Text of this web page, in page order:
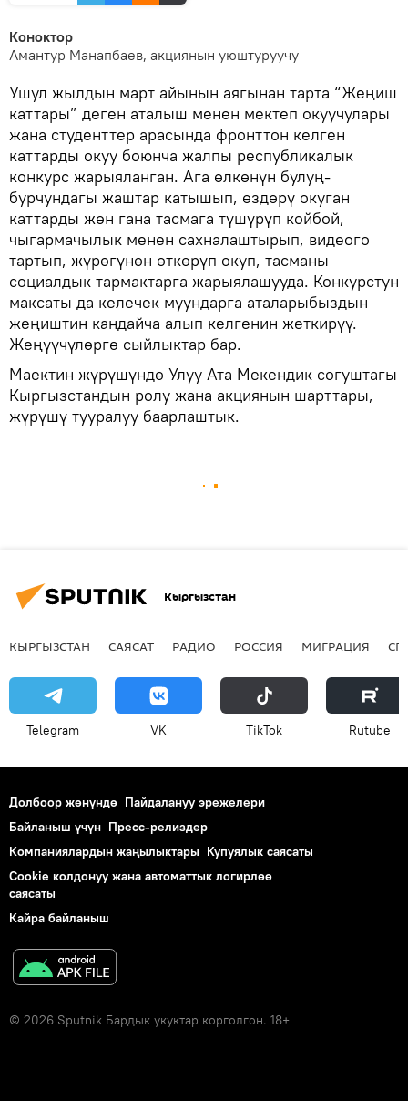
Коноктор
Амантур Манапбаев, акциянын уюштуруучу
Ушул жылдын март айынын аягынан тарта “Жеңиш
каттары” деген аталыш менен мектеп окуучулары
жана студенттер арасында фронттон келген
каттарды окуу боюнча жалпы республикалык
конкурс жарыяланган. Ага өлкөнүн булуң-
бурчундагы жаштар катышып, өздөрү окуган
каттарды жөн гана тасмага түшүрүп койбой,
чыгармачылык менен сахналаштырып, видеого
тартып, жүрөгүнөн өткөрүп окуп, тасманы
социалдык тармактарга жарыялашууда. Конкурстун
максаты да келечек муундарга аталарыбыздын
жеңиштин кандайча алып келгенин жеткирүү.
Жеңүүчүлөргө сыйлыктар бар.
Маектин жүрүшүндө Улуу Ата Мекендик согуштагы
Кыргызстандын ролу жана акциянын шарттары,
жүрүшү тууралуу баарлаштык.
Кыргызстан
КЫРГЫЗСТАН САЯСАТ РАДИО РОССИЯ МИГРАЦИЯ
Telegram VK ТikТоk Rutube
Долбоор жөнүндө Пайдалануу эрежелери
Байланыш үчүн Пресс-релиздер
Компаниялардын жаңылыктары Купуялык саясаты
Cookie колдонуу жана автоматтык логирлөө
саясаты
Кайра байланыш
© 2026 Sputnik Бардык укуктар корголгон. 18+